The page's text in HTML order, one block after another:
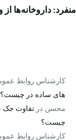
منفرد: داروخانه‌ها از
کارشناس روابط
های ساده در چیست؟
محسن درتفاوت جک
چیست؟
کارشناس روابط